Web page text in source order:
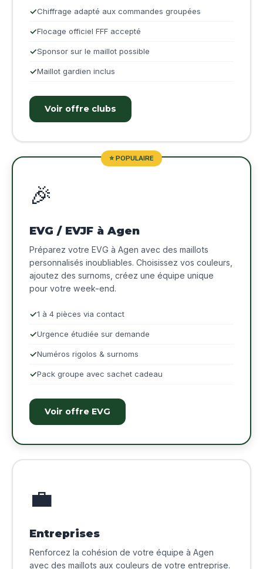
Chiffrage adapté aux commandes groupées
Flocage officiel FFF accepté
Sponsor sur le maillot possible
Maillot gardien inclus
Voir offre clubs
⭐ POPULAIRE
🎉
EVG / EVJF à Agen
Préparez votre EVG à Agen avec des maillots
personnalisés inoubliables. Choisissez vos couleurs,
ajoutez des surnoms, créez une équipe unique
pour votre week-end.
1 à 4 pièces via contact
Urgence étudiée sur demande
Numéros rigolos & surnoms
Pack groupe avec sachet cadeau
Voir offre EVG
💼
Entreprises
Renforcez la cohésion de votre équipe à Agen
avec des maillots aux couleurs de votre entreprise.